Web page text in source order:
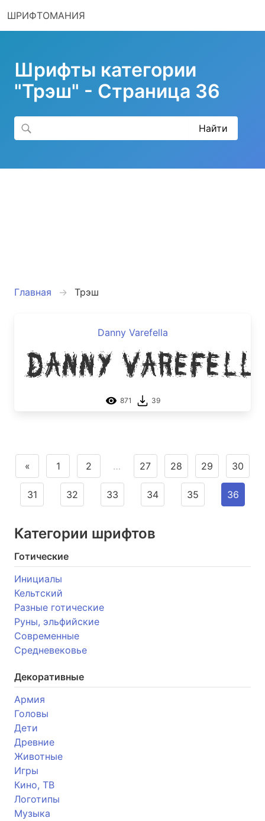
ШРИФТОМАНИЯ
Шрифты категории
"Трэш" - Страница 36
Главная Трэш
Danny Varefella
Danny
871 39
« 1 2 … 27 28 29 30
31 32 33 34 35 36
Категории шрифтов
Готические
Инициалы
Кельтский
Разные готические
Руны, эльфийские
Современные
Средневековье
Декоративные
Армия
Головы
Дети
Древние
Животные
Игры
Кино, ТВ
Логотипы
Музыка